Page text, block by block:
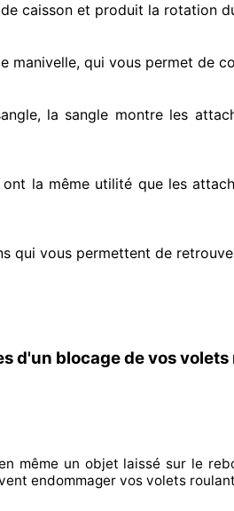
caisson et produit la rotation
manivelle, qui vous permet de
la sangle montreles
la même utilité que les
qui vous permettent de
d'un blocage de vos
même un objet laissé sur le
endommager vos volets